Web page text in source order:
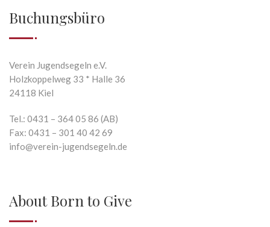
Buchungsbüro
Verein Jugendsegeln e.V.
Holzkoppelweg 33 * Halle 36
24118 Kiel
Tel.: 0431 – 364 05 86 (AB)
Fax: 0431 – 301 40 42 69
info@verein-jugendsegeln.de
About Born to Give